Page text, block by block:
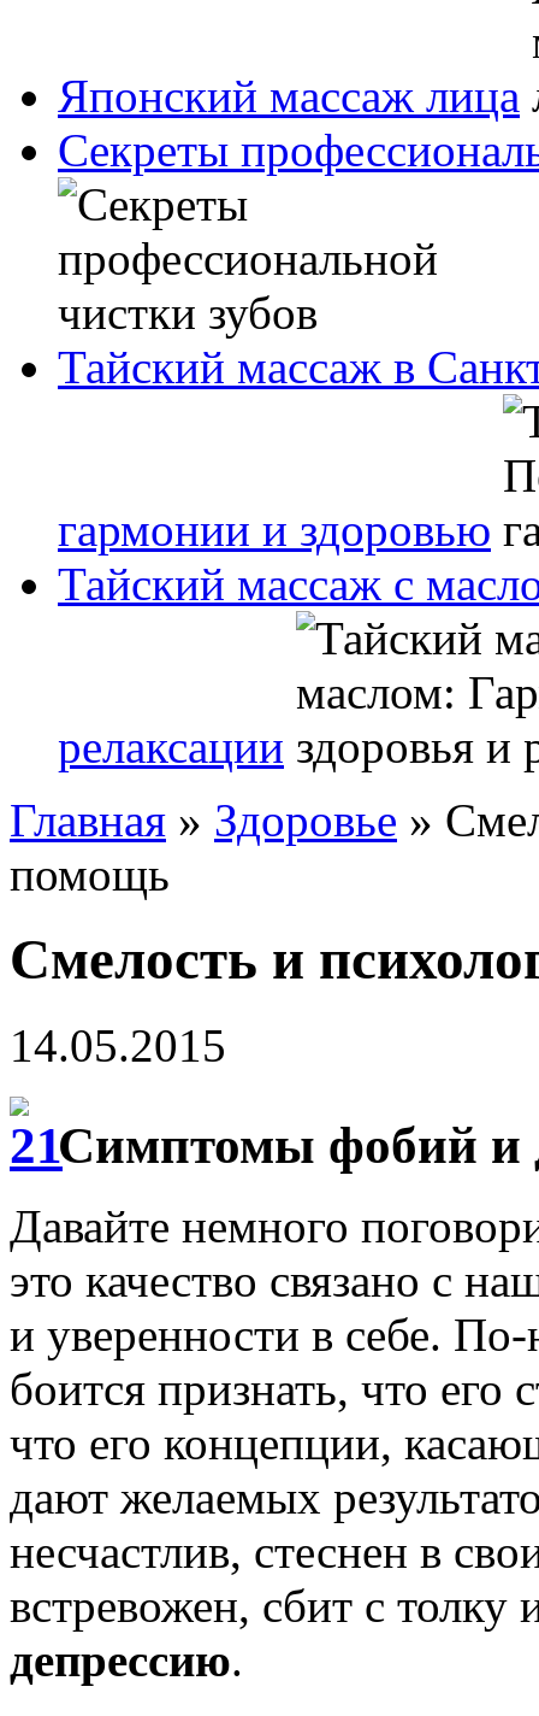
Японский массаж лица
Секреты
Тайский массаж в
гармонии и здоровью
Тайский массаж с
релаксации
Главная » Здоровье »
помощь
Смелость и
14.05.2015
Симптомы фобий и
Давайте немного
это качество связано с
и уверенности в себе.
боится признать, что его
что его концепции,
дают желаемых
несчастлив, стеснен в
встревожен, сбит с толку
депрессию.